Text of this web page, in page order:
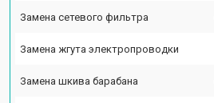
Замена сетевого фильтра
Замена жгута электропроводки
Замена шкива барабана